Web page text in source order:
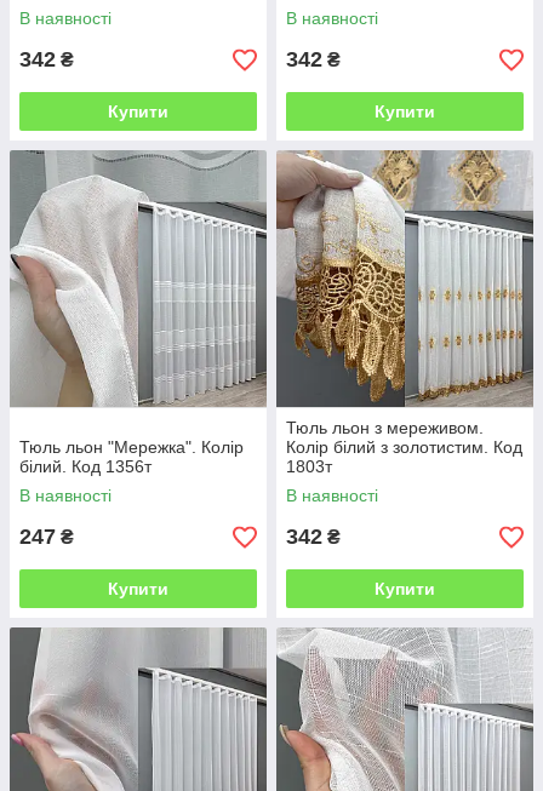
В наявності
342 ₴
Купити
В наявності
342 ₴
Купити
Тюль льон "Мережка". Колір
білий. Код 1356т
В наявності
247 ₴
Купити
Тюль льон з мереживом.
Колір білий з золотистим. Код
1803т
В наявності
342 ₴
Купити